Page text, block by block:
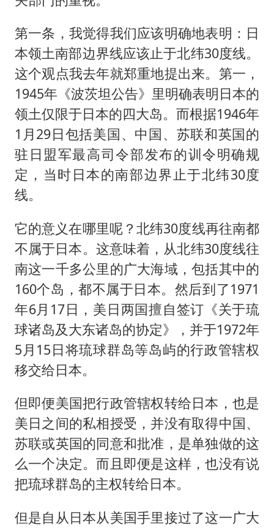
第一条，我觉得我们应该明确地表明：日
本领土南部边界线应该止于北纬30度线。
这个观点我去年就郑重地提出来。第一，
1945年《波茨坦公告》里明确表明日本的
领土仅限于日本的四大岛。而根据1946年
1月29日包括美国、中国、苏联和英国的
驻日盟军最高司令部发布的训令明确规
定，当时日本的南部边界止于北纬30度
线。
它的意义在哪里呢？北纬30度线再往南都
不属于日本。这意味着，从北纬30度线往
南这一千多公里的广大海域，包括其中的
160个岛，都不属于日本。然后到了1971
年6月17日，美日两国擅自签订《关于琉
球诸岛及大东诸岛的协定》，并于1972年
5月15日将琉球群岛等岛屿的行政管辖权
移交给日本。
但即便美国把行政管辖权转给日本，也是
美日之间的私相授受，并没有取得中国、
苏联或英国的同意和批准，是单独做的这
么一个决定。而且即便是这样，也没有说
把琉球群岛的主权转给日本。
但是自从日本从美国手里接过了这一广大